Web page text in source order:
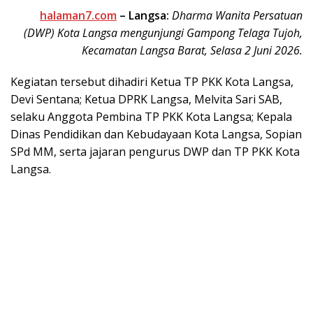
halaman7.com – Langsa: Dharma Wanita Persatuan
(DWP) Kota Langsa mengunjungi Gampong Telaga Tujoh,
Kecamatan Langsa Barat, Selasa 2 Juni 2026.
Kegiatan tersebut dihadiri Ketua TP PKK Kota Langsa,
Devi Sentana; Ketua DPRK Langsa, Melvita Sari SAB,
selaku Anggota Pembina TP PKK Kota Langsa; Kepala
Dinas Pendidikan dan Kebudayaan Kota Langsa, Sopian
SPd MM, serta jajaran pengurus DWP dan TP PKK Kota
Langsa.